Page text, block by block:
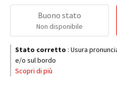
Buono stato
Non disponibile
Stato corretto : Usura
e/o sul bordo
Scopri di più